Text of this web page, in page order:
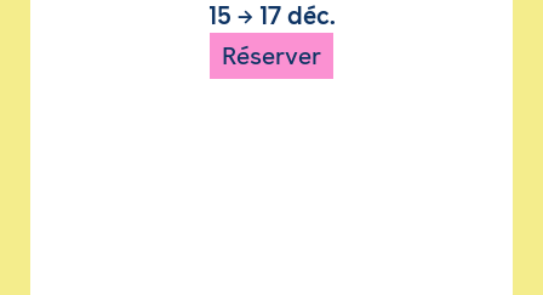
15 → 17 déc.
Réserver